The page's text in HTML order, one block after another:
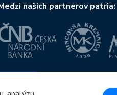
našich partnerov patria:
OP Podnikanie a inovácie